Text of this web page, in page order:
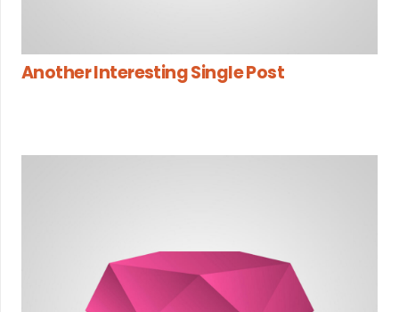
Another Interesting Single Post